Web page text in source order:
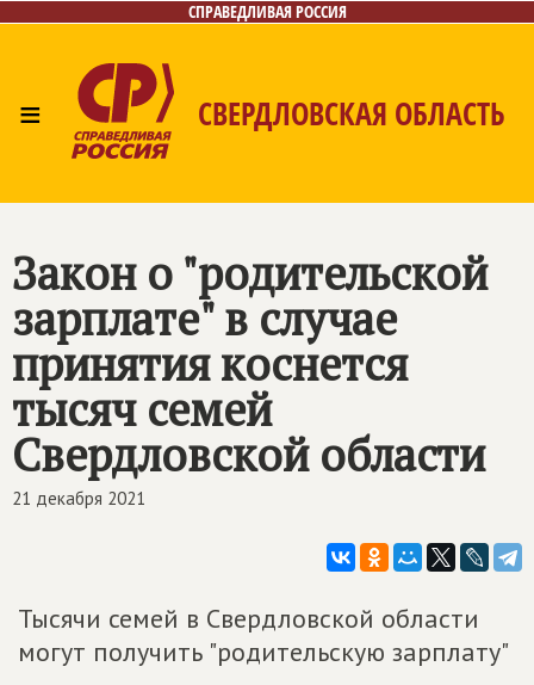
СПРАВЕДЛИВАЯ РОССИЯ
≡ СВЕРДЛОВСКАЯ ОБЛАСТЬ
Контакты
Закон о "родительской
зарплате" в случае
принятия коснется
тысяч семей
Свердловской области
21 декабря 2021
Тысячи семей в Свердловской области
могут получить "родительскую зарплату"